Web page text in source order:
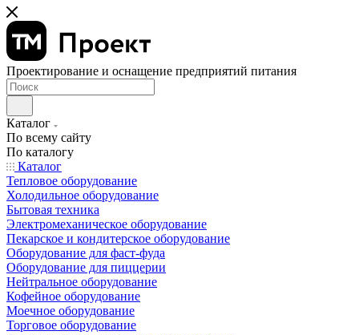
Проектирование и оснащение предприятий питания
Каталог
По всему сайту
По каталогу
Каталог
Тепловое оборудование
Холодильное оборудование
Бытовая техника
Электромеханическое оборудование
Пекарское и кондитерское оборудование
Оборудование для фаст-фуда
Оборудование для пиццерии
Нейтральное оборудование
Кофейное оборудование
Моечное оборудование
Торговое оборудование